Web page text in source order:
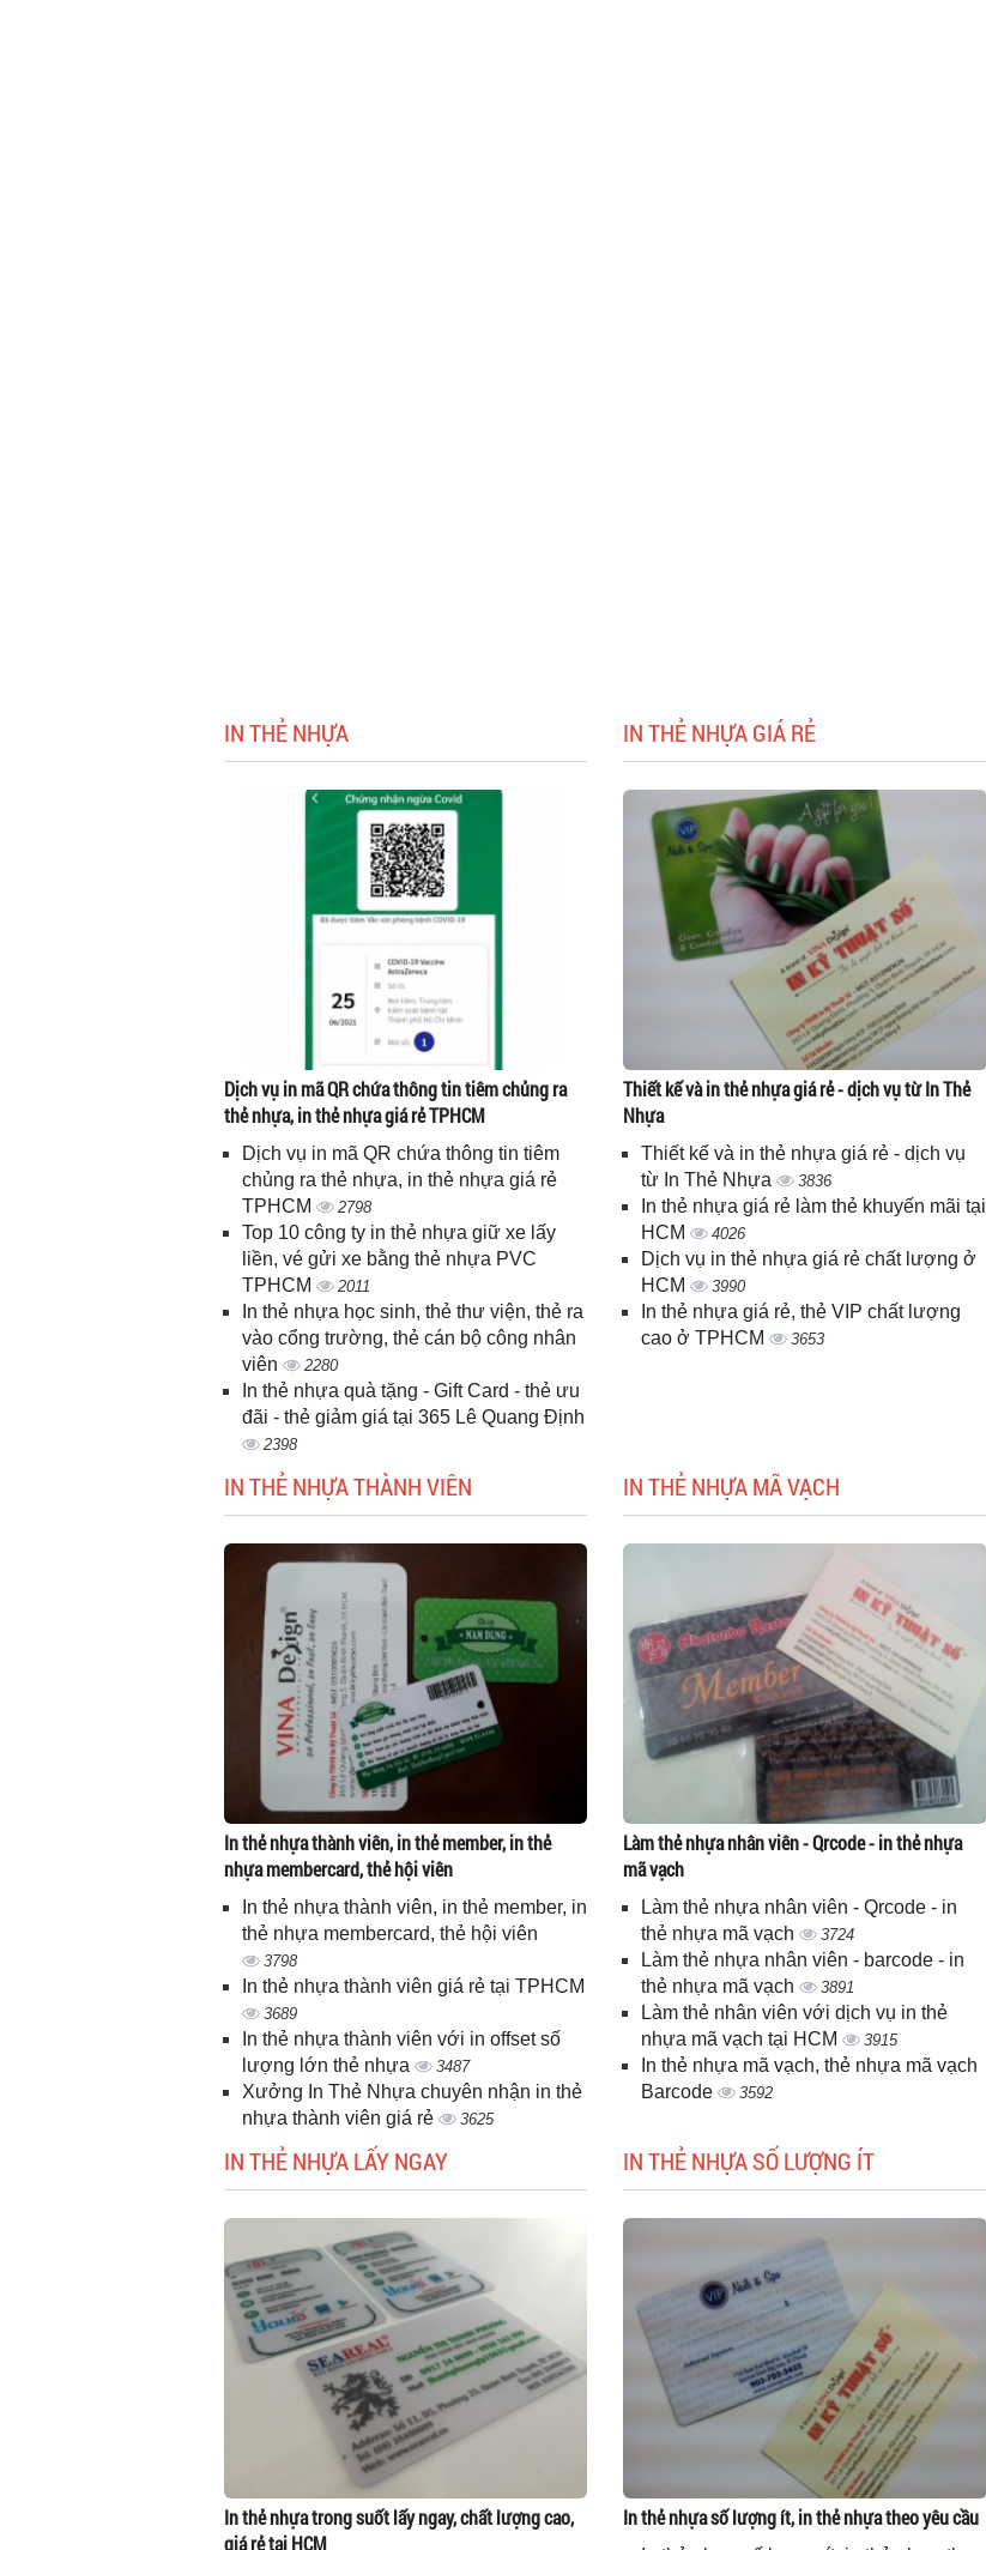
IN THẺ NHỰA
Dịch vụ in mã QR chứa thông tin tiêm chủng ra
thẻ nhựa, in thẻ nhựa giá rẻ TPHCM
Dịch vụ in mã QR chứa thông tin tiêm
chủng ra thẻ nhựa, in thẻ nhựa giá rẻ
TPHCM
2798
Top 10 công ty in thẻ nhựa giữ xe lấy
liền, vé gửi xe bằng thẻ nhựa PVC
TPHCM
2011
In thẻ nhựa học sinh, thẻ thư viện, thẻ ra
vào cổng trường, thẻ cán bộ công nhân
viên
2280
In thẻ nhựa quà tặng - Gift Card - thẻ ưu
đãi - thẻ giảm giá tại 365 Lê Quang Định
2398
IN THẺ NHỰA GIÁ RẺ
Thiết kế và in thẻ nhựa giá rẻ - dịch vụ từ In Thẻ
Nhựa
Thiết kế và in thẻ nhựa giá rẻ - dịch vụ
từ In Thẻ Nhựa
3836
In thẻ nhựa giá rẻ làm thẻ khuyến mãi tại
HCM
4026
Dịch vụ in thẻ nhựa giá rẻ chất lượng ở
HCM
3990
In thẻ nhựa giá rẻ, thẻ VIP chất lượng
cao ở TPHCM
3653
IN THẺ NHỰA THÀNH VIÊN
In thẻ nhựa thành viên, in thẻ member, in thẻ
nhựa membercard, thẻ hội viên
In thẻ nhựa thành viên, in thẻ member, in
thẻ nhựa membercard, thẻ hội viên
3798
In thẻ nhựa thành viên giá rẻ tại TPHCM
3689
In thẻ nhựa thành viên với in offset số
lượng lớn thẻ nhựa
3487
Xưởng In Thẻ Nhựa chuyên nhận in thẻ
nhựa thành viên giá rẻ
3625
IN THẺ NHỰA MÃ VẠCH
Làm thẻ nhựa nhân viên - Qrcode - in thẻ nhựa
mã vạch
Làm thẻ nhựa nhân viên - Qrcode - in
thẻ nhựa mã vạch
3724
Làm thẻ nhựa nhân viên - barcode - in
thẻ nhựa mã vạch
3891
Làm thẻ nhân viên với dịch vụ in thẻ
nhựa mã vạch tại HCM
3915
In thẻ nhựa mã vạch, thẻ nhựa mã vạch
Barcode
3592
IN THẺ NHỰA LẤY NGAY
In thẻ nhựa trong suốt lấy ngay, chất lượng cao,
giá rẻ tại HCM
IN THẺ NHỰA SỐ LƯỢNG ÍT
In thẻ nhựa số lượng ít, in thẻ nhựa theo yêu cầu